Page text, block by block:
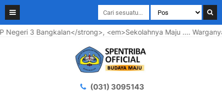
3 Bangkalan</strong>, <em>Sekolahnya Maju .... Warganya
(031) 3095143